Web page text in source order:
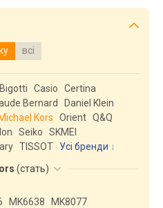
всі
Bigotti Casio
Certina
Bernard
Daniel Klein
Michael Kors Orient Q&Q
Seiko
SKMEI
TISSOT
Усі бренди
(стать)
MK6638
MK8077